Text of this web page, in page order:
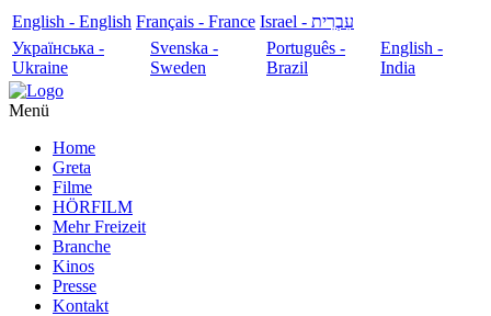
English - English Français - France
עִבְרִית - Israel
Українська -
Ukraine
Svenska -
Sweden
Português -
Brazil
English -
India
Menü
Home
Greta
Filme
HÖRFILM
Mehr Freizeit
Branche
Kinos
Presse
Kontakt